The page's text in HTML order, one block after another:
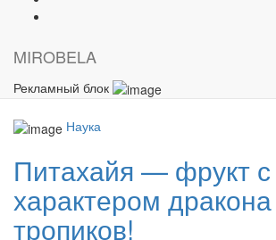
MIROBELA
Рекламный блок
Наука
Питахайя — фрукт с
характером
тропиков!